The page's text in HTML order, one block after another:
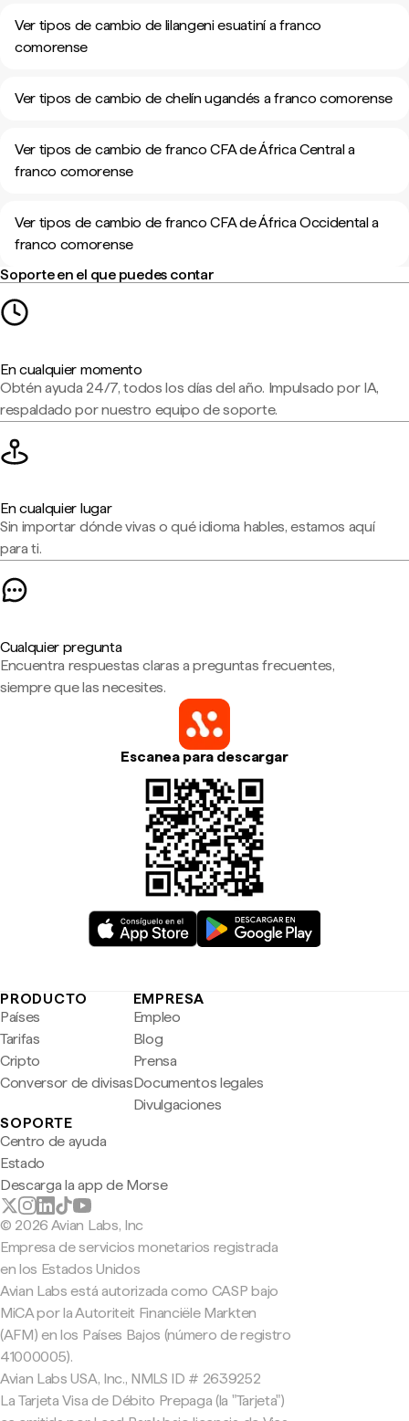
Ver tipos de cambio de lilangeni esuatiní a franco
comorense
Ver tipos de cambio de chelín ugandés a franco comorense
Ver tipos de cambio de franco CFA de África Central a
franco comorense
Ver tipos de cambio de franco CFA de África Occidental a
franco comorense
Soporte en el que puedes contar
En cualquier momento
Obtén ayuda 24/7, todos los días del año. Impulsado por IA,
respaldado por nuestro equipo de soporte.
En cualquier lugar
Sin importar dónde vivas o qué idioma hables, estamos aquí
para ti.
Cualquier pregunta
Encuentra respuestas claras a preguntas frecuentes,
siempre que las necesites.
Escanea para descargar
PRODUCTO
Países
Tarifas
Cripto
Conversor de divisas
EMPRESA
Empleo
Blog
Prensa
Documentos legales
Divulgaciones
SOPORTE
Centro de ayuda
Estado
Descarga la app de Morse
© 2026 Avian Labs, Inc
Empresa de servicios monetarios registrada
en los Estados Unidos
Avian Labs está autorizada como CASP bajo
MiCA por la Autoriteit Financiële Markten
(AFM) en los Países Bajos (número de registro
41000005).
Avian Labs USA, Inc., NMLS ID # 2639252
La Tarjeta Visa de Débito Prepaga (la "Tarjeta")